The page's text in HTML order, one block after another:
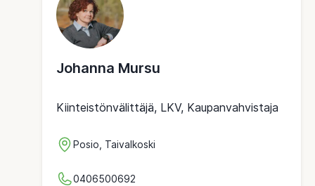
Johanna Mursu
Kiinteistönvälittäjä, LKV, Kaupanvahvistaja
Posio, Taivalkoski
0406500692